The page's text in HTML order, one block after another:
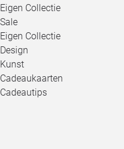
Eigen Collectie
Sale
Eigen Collectie
Design
Kunst
Cadeaukaarten
Cadeautips